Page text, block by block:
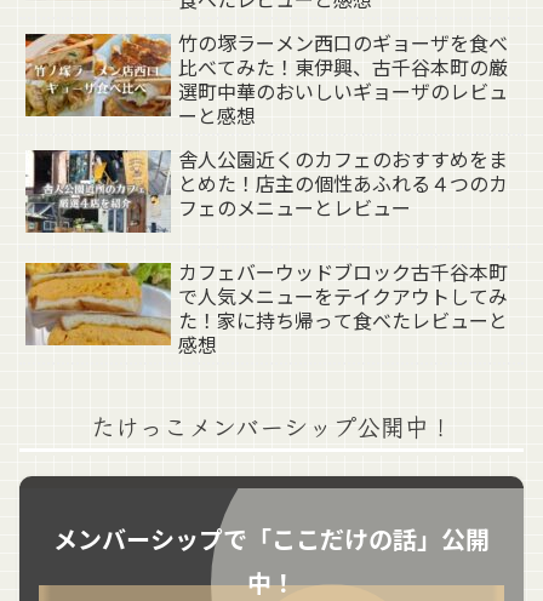
竹の塚ラーメン西口のギョーザを食べ
比べてみた！東伊興、古千谷本町の厳
選町中華のおいしいギョーザのレビュ
ーと感想
舎人公園近くのカフェのおすすめをま
とめた！店主の個性あふれる４つのカ
フェのメニューとレビュー
カフェバーウッドブロック古千谷本町
で人気メニューをテイクアウトしてみ
た！家に持ち帰って食べたレビューと
感想
たけっこメンバーシップ公開中！
メンバーシップで「ここだけの話」公開
中！